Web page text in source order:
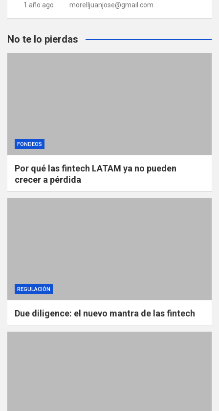
1 año ago morelljuanjose@gmail.com
No te lo pierdas
FONDEOS
Por qué las fintech LATAM ya no pueden
crecer a pérdida
REGULACIÓN
Due diligence: el nuevo mantra de las fintech